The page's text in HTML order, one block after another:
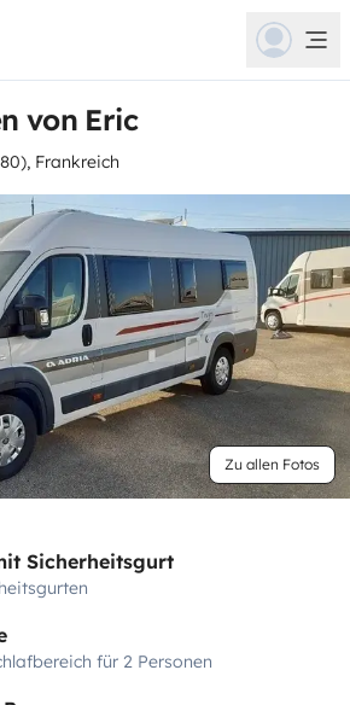
von Eric
Frankreich
Zu allen Fotos
Sicherheitsgurt
für 2 Personen